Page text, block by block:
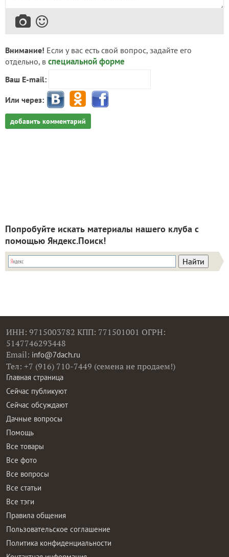
Внимание! Если у вас есть свой вопрос, задайте его
отдельно, в специальной форме
Ваш E-mail:
Или через:
добавить комментарий
Попробуйте искать материалы нашего клуба с
помощью Яндекс.Поиск!
ИНН: 9715003782 КПП: 771501001 ОГРН:
5147746293448
Email: info@7dach.ru
Тел: +7 (916) 710-7449 (семена не продаем!)
Главная страница
Сейчас публикуют
Сейчас обсуждают
Дачные вопросы
Помощь
Все товары
Все фото
Все вопросы
Все статьи
Все тэги
Правила общения
Пользовательское соглашение
Политика конфиденциальности